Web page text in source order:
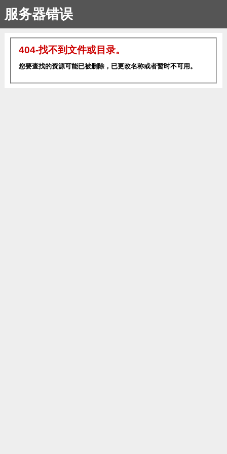
服务器错误
404-找不到文件或目录。
您要查找的资源可能已被删除，已更改名称或者暂时不可用。